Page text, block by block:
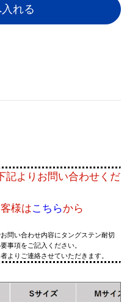
れる
記よりお問い合わせくだ
様はこちらから
問い合わせ内容にタングステン耐切
事項をご記入ください。
よりご連絡させていただきます。